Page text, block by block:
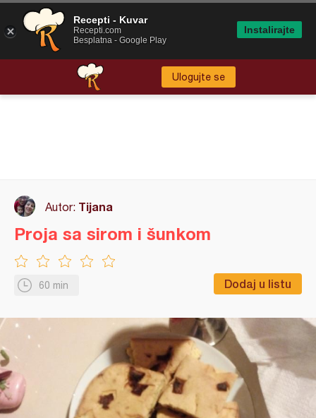
Ulogujte se
Autor: Tijana
60 min Dodaj u listu
Proja sa sirom i šunkom
Recepti - Kuvar
Recepti.com
Besplatna - Google Play
Instalirajte